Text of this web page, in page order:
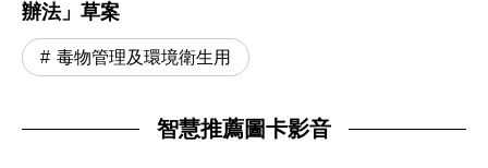
辦法」草案
毒物管理及環境衛生用
智慧推薦圖卡影音